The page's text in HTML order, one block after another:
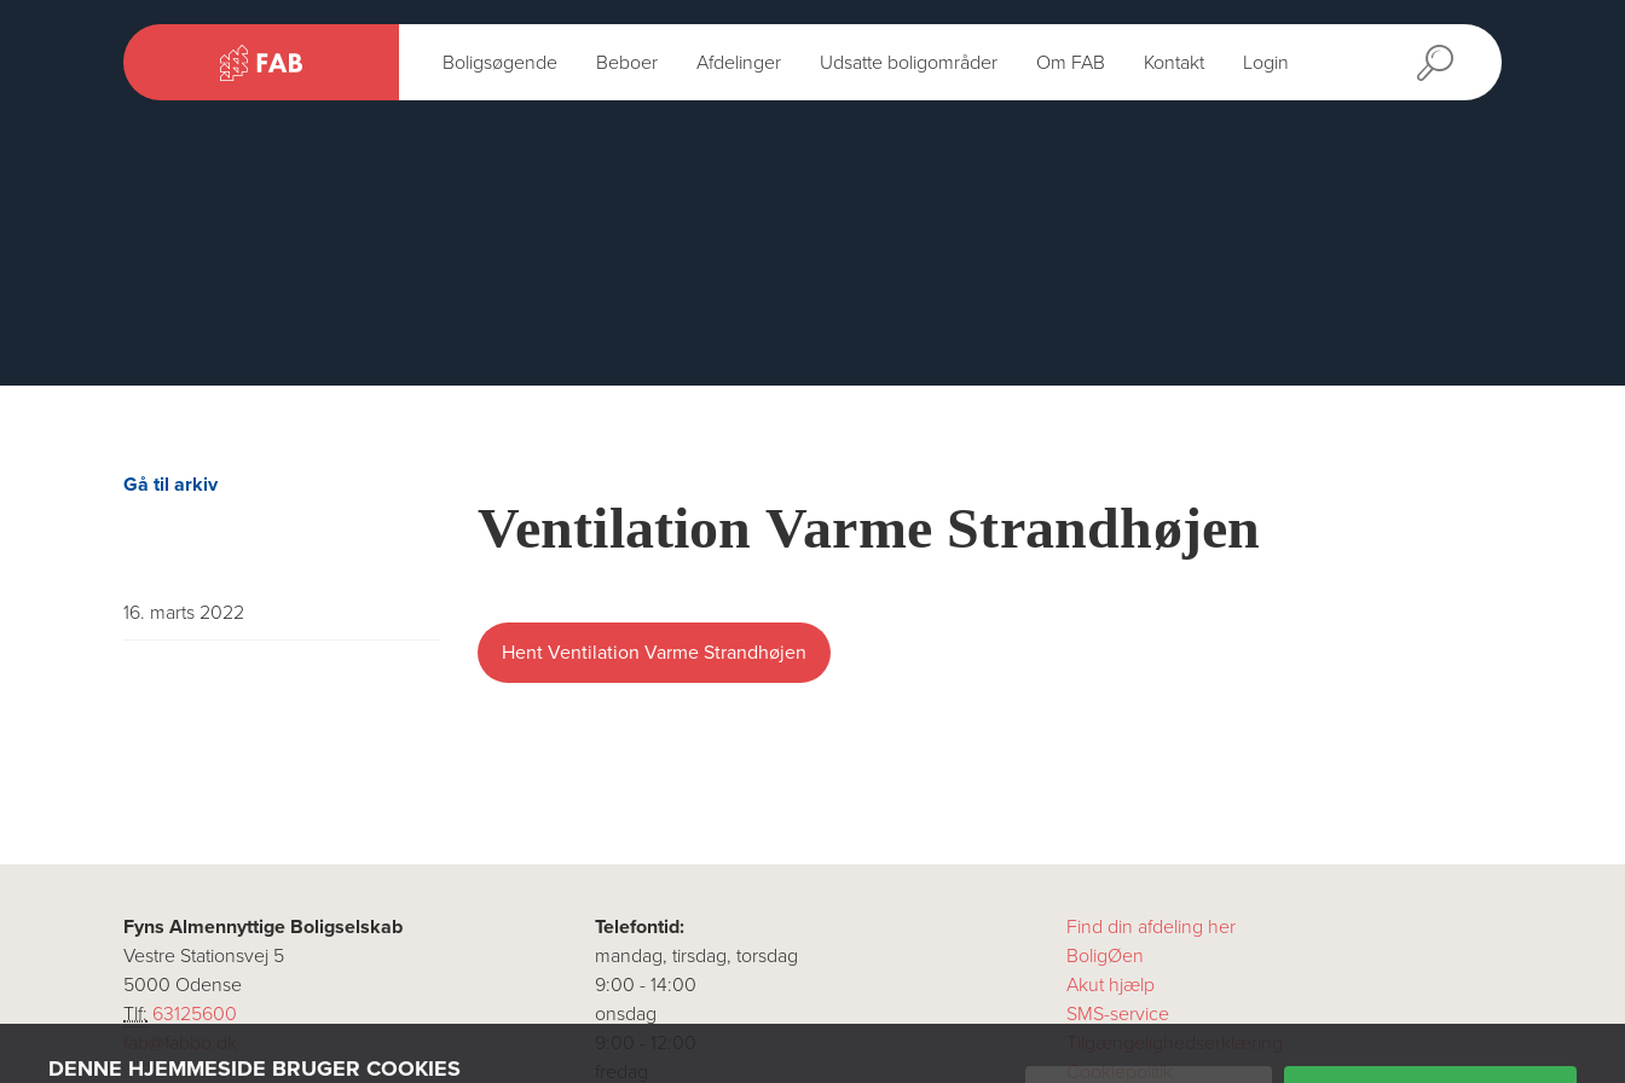
DENNE HJEMMESIDE BRUGER COOKIES
Boligsøgende Beboer Afdelinger Udsatte boligområder Om FAB Kontakt Login
Gå til arkiv
Ventilation Varme Strandhøjen
Hent Ventilation Varme Strandhøjen
16. marts 2022
Fyns Almennyttige Boligselskab
Vestre Stationsvej 5
5000 Odense
Tlf: 63125600
Telefontid:
mandag, tirsdag, torsdag
9:00 - 14:00
onsdag
Find din afdeling her
BoligØen
Akut hjælp
SMS-service
Cookiepolitik